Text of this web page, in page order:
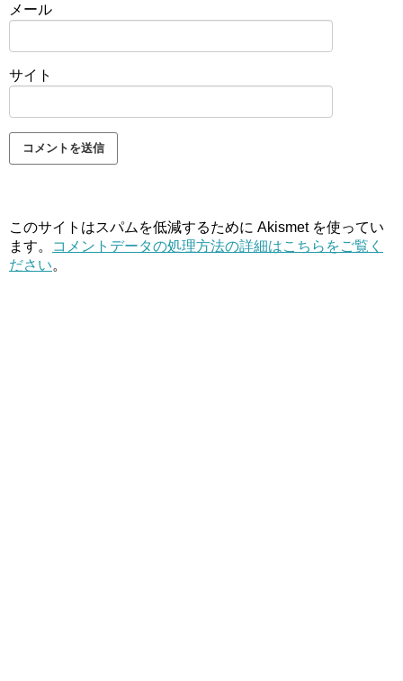
メール
サイト
このサイトはスパムを低減するために Akismet を使ってい
ます。
コメントデータの処理方法の詳細はこちらをご覧く
ださい。